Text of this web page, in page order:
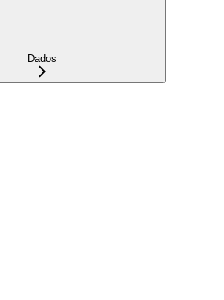
Dados